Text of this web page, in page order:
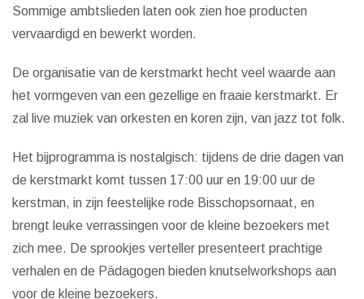
Sommige ambtslieden laten ook zien hoe producten
vervaardigd en bewerkt worden.
De organisatie van de kerstmarkt hecht veel waarde aan
het vormgeven van een gezellige en fraaie kerstmarkt. Er
zal live muziek van orkesten en koren zijn, van jazz tot folk.
Het bijprogramma is nostalgisch: tijdens de drie dagen van
de kerstmarkt komt tussen 17:00 uur en 19:00 uur de
kerstman, in zijn feestelijke rode Bisschopsornaat, en
brengt leuke verrassingen voor de kleine bezoekers met
zich mee. De sprookjes verteller presenteert prachtige
verhalen en de Pädagogen bieden knutselworkshops aan
voor de kleine bezoekers.